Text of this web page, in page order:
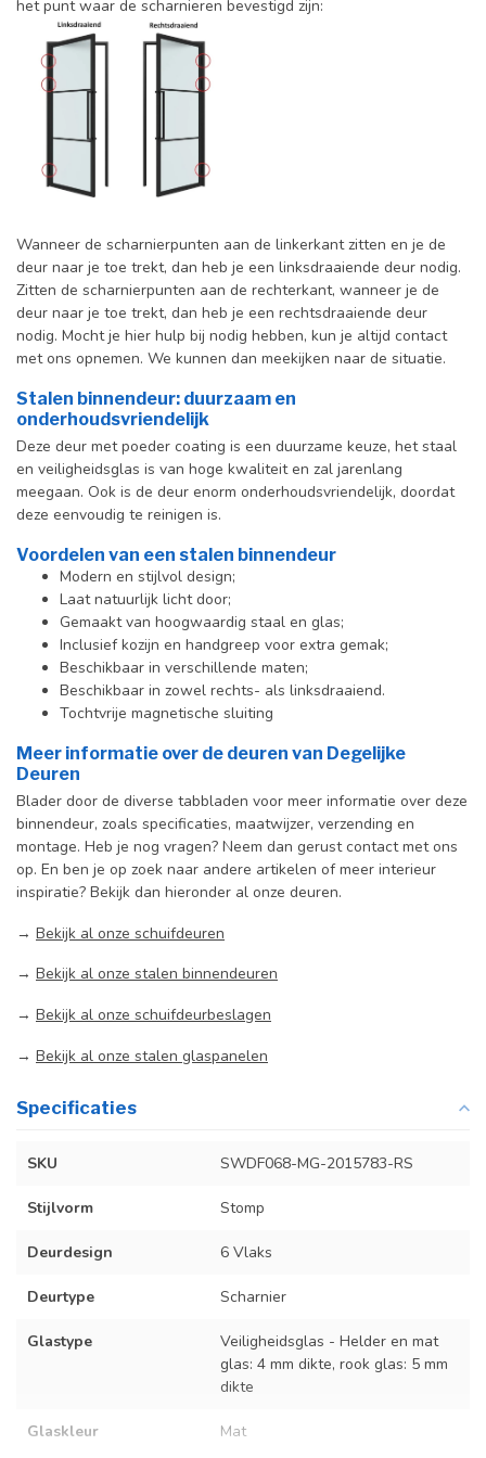
het punt waar de scharnieren bevestigd zijn:
Wanneer de scharnierpunten aan de linkerkant zitten en je de
deur naar je toe trekt, dan heb je een linksdraaiende deur nodig.
Zitten de scharnierpunten aan de rechterkant, wanneer je de
deur naar je toe trekt, dan heb je een rechtsdraaiende deur
nodig. Mocht je hier hulp bij nodig hebben, kun je altijd contact
met ons opnemen. We kunnen dan meekijken naar de situatie.
Stalen binnendeur: duurzaam en
onderhoudsvriendelijk
Deze deur met poeder coating is een duurzame keuze, het staal
en veiligheidsglas is van hoge kwaliteit en zal jarenlang
meegaan. Ook is de deur enorm onderhoudsvriendelijk, doordat
deze eenvoudig te reinigen is.
Voordelen van een stalen binnendeur
Modern en stijlvol design;
Laat natuurlijk licht door;
Gemaakt van hoogwaardig staal en glas;
Inclusief kozijn en handgreep voor extra gemak;
Beschikbaar in verschillende maten;
Beschikbaar in zowel rechts- als linksdraaiend.
Tochtvrije magnetische sluiting
Meer informatie over de deuren van Degelijke
Deuren
Blader door de diverse tabbladen voor meer informatie over deze
binnendeur, zoals specificaties, maatwijzer, verzending en
montage. Heb je nog vragen? Neem dan gerust contact met ons
op. En ben je op zoek naar andere artikelen of meer interieur
inspiratie? Bekijk dan hieronder al onze deuren.
→ Bekijk al onze schuifdeuren
→ Bekijk al onze stalen binnendeuren
→ Bekijk al onze schuifdeurbeslagen
→ Bekijk al onze stalen glaspanelen
Specificaties
SKU SWDF068-MG-2015783-RS
Stijlvorm Stomp
Deurdesign 6 Vlaks
Deurtype Scharnier
Glastype
Veiligheidsglas - Helder en mat
glas: 4 mm dikte, rook glas: 5 mm
dikte
Glaskleur Mat